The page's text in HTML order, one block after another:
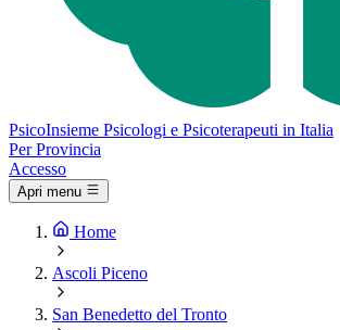
PsicoInsieme Psicologi e Psicoterapeuti in Italia
Per Provincia
Accesso
Apri menu
Home
Ascoli Piceno
San Benedetto del Tronto